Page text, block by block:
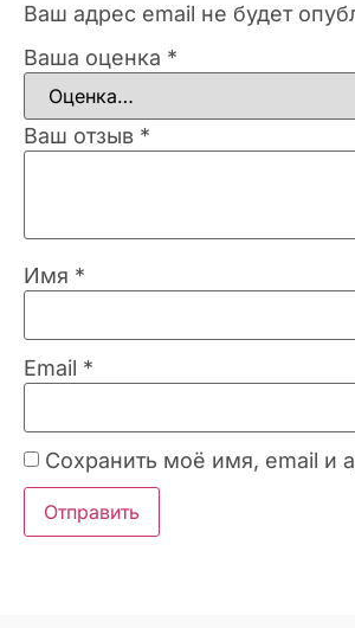
Ваш адрес email не будет
Ваша оценка *
Ваш отзыв *
Имя *
Email *
Сохранить моё имя, email и